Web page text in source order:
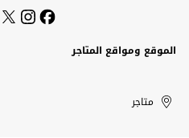
الموقع ومواقع المتاجر
United
Arab
Kuwait
الإمارات
العربية
الكويت
متاجر